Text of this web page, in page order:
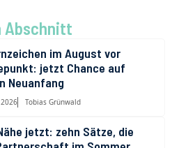
es
t
gr
a
m
A
p
Abschnitt
im August vor
jetzt Chance auf
Neuanfang
Tobias Grünwald
jetzt: zehn Sätze, die